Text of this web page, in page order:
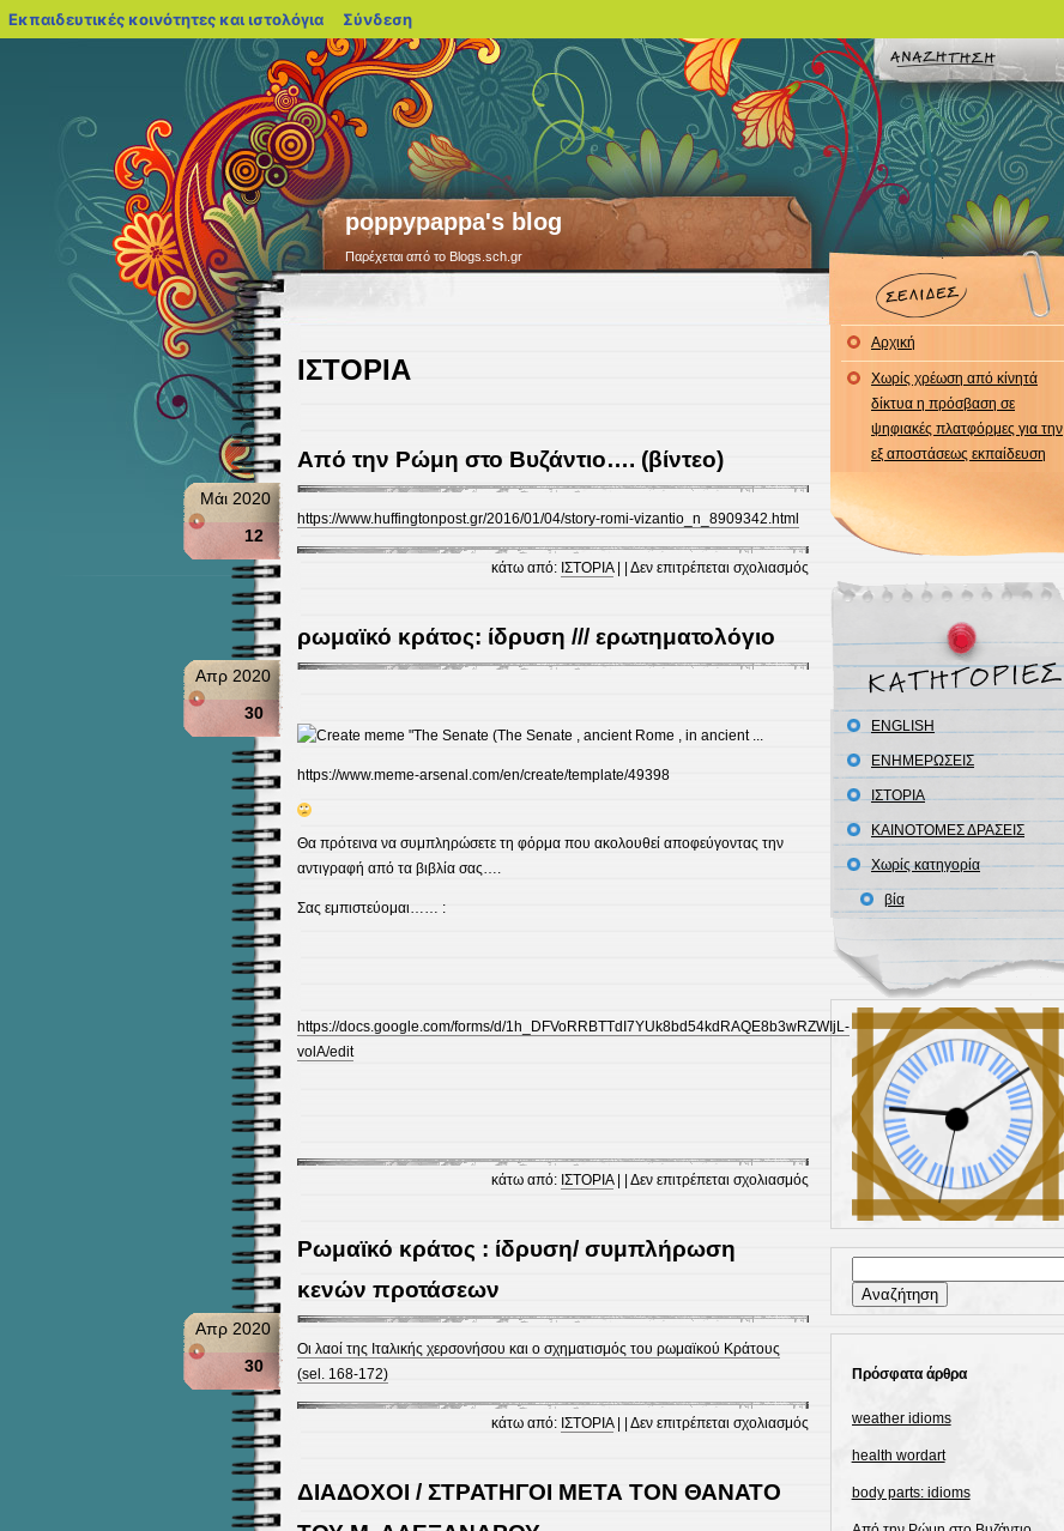
poppypappa's blog
Παρέχεται από το Blogs.sch.gr
ΙΣΤΟΡΙΑ
Από την Ρώμη στο Βυζάντιο…. (βίντεο)
Μάι 2020
12
https://www.huffingtonpost.gr/2016/01/04/story-romi-vizantio_n_8909342.html
κάτω από: ΙΣΤΟΡΙΑ| | Δεν επιτρέπεται σχολιασμόςστο
Από
Ρώμη
στο
Βυζάντιο….
(βίντεο)
ρωμαϊκό κράτος: ίδρυση /// ερωτηματολόγιο
Απρ 2020
30
https://www.meme-arsenal.com/en/create/template/49398
Θα πρότεινα να συμπληρώσετε τη φόρμα που ακολουθεί αποφεύγοντας την
αντιγραφή από τα βιβλία σας….
Σας εμπιστεύομαι…… :
https://docs.google.com/forms/d/1h_DFVoRRBTTdI7YUk8bd54kdRAQE8b3wRZWIjL-
volA/edit
κάτω από: ΙΣΤΟΡΙΑ| | Δεν επιτρέπεται σχολιασμόςστο
ρωμαϊκό
κράτος:
ίδρυση
ερωτηματολόγιο
Ρωμαϊκό κράτος : ίδρυση/ συμπλήρωση
κενών προτάσεων
Απρ 2020
30
Οι λαοί της Ιταλικής χερσονήσου και ο σχηματισμός του ρωμαϊκού Κράτους
(sel. 168-172)
κάτω από: ΙΣΤΟΡΙΑ| | Δεν επιτρέπεται σχολιασμόςστο
Ρωμαϊκό
ίδρυση/
ΔΙΑΔΟΧΟΙ / ΣΤΡΑΤΗΓΟΙ ΜΕΤΑ ΤΟΝ ΘΑΝΑΤΟ
Αρχική
Χωρίς χρέωση από κίνητά
δίκτυα η πρόσβαση σε
ψηφιακές πλατφόρμες για την
εξ αποστάσεως εκπαίδευση
ENGLISH
ΕΝΗΜΕΡΩΣΕΙΣ
ΙΣΤΟΡΙΑ
ΚΑΙΝΟΤΟΜΕΣ ΔΡΑΣΕΙΣ
Χωρίς κατηγορία
βία
για:
Πρόσφατα άρθρα
weather idioms
health wordart
body parts: idioms
Εκπαιδευτικές κοινότητες και ιστολόγια blogs.sch.gr
Σύνδεση